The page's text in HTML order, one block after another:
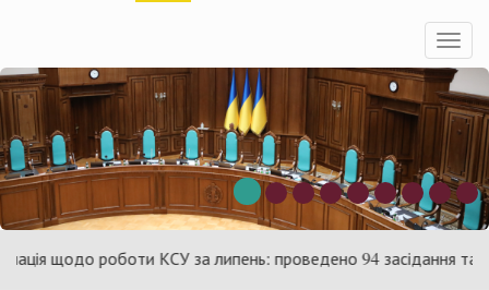
Toggle
щодо роботи КСУ за липень: проведено 94 засідання та